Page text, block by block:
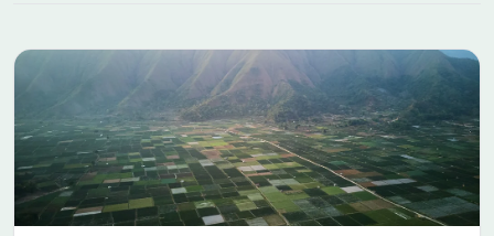
prestations et les aménagements ont été pensés pour
satisfaire les besoins de chaque foyer : accès aux autoroutes
A31, A39 et aux voies rapides vers Dijon, habillage des coffrets.
Au sein du quartier Côté Sud, un espace paysagé singulier
prend vie : le Jardin de Pluie. Véritable liaison piétonne, il Les
informations sur l'état des risques auxquels ce bien est exposé
sont disponibles sur le site Géorisques : www.georisques.gouv.fr